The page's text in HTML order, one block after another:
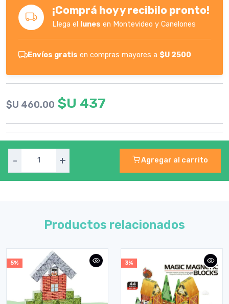
¡Comprá hoy y recibilo pronto!
Llega el lunes en Montevideo y Canelones
Envíos gratis en compras mayores a $U 2500
$U 460.00 $U 437
- + Agregar al carrito
Productos relacionados
5% 3%